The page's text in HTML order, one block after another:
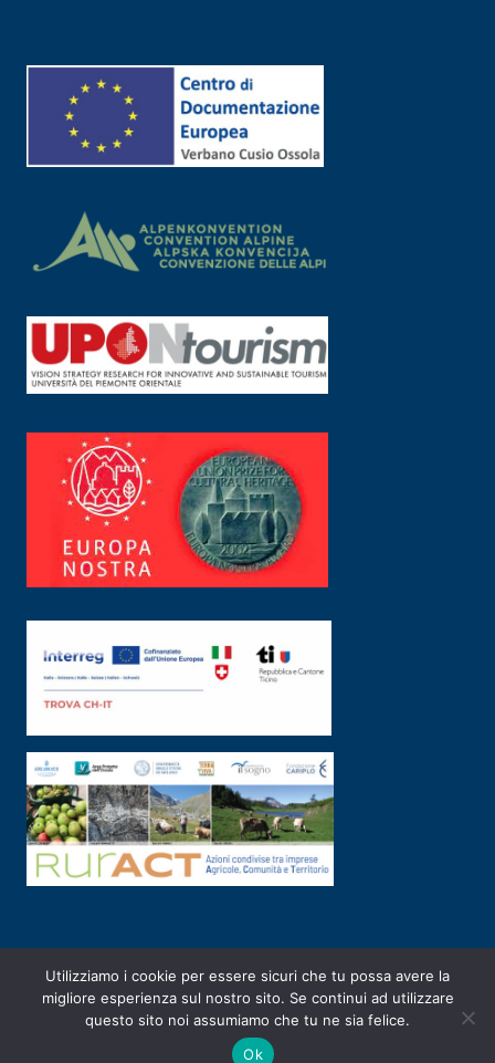
PRIVACY POLICY|2003-2026 ©ARSUNIVCO|Designed byE-SERV
Utilizziamo i cookie per essere sicuri che tu possa avere la
migliore esperienza sul nostro sito. Se continui ad utilizzare
questo sito noi assumiamo che tu ne sia felice.
Ok